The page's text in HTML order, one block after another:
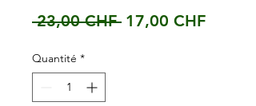
23,00 CHF Prix
17,00 CHFPrix
Quantité *